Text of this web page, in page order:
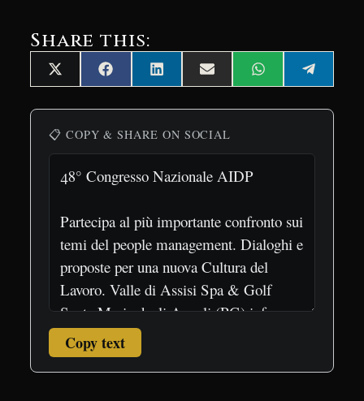
Share this:
Share
on
X
(Twitter)
Share
on
FacebookShare
on
LinkedInShare
on
Email Share
on
WhatsAppShare
on
📋 COPY & SHARE ON SOCIAL
Copy text